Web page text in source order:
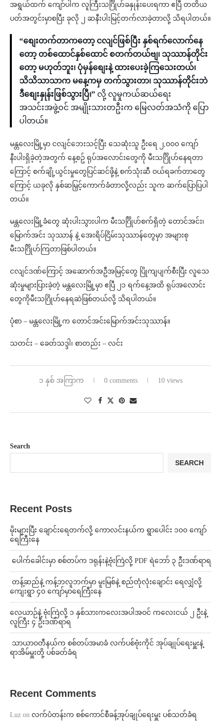
အရွယ်ထက် ကျော်ပါက လူကြီးသင်္ဂြိုဟ်ခနှုန်းပေးရကာ ဧပြီ တတိယ
ပတ်အတွင်းမှာစပြီး ခုလို ၂ ဆနီးပါးမြင့်တက်လာခဲ့တာလို့ သိရပါတယ်။
“စျေးတက်တာကတော့ ငလျင်ဖြစ်ပြီး နှစ်ရက်လောက်နေ
တော့ တစ်ထောင်နှစ်ထောင် စတက်တယ်ဗျ၊ သုဿာန်တိုင်း
တော့ မဟုတ်ဘူး၊ ပုံမှန်စျေးနဲ့ ထားပေးခဲ့ကြသေးတယ်၊
သိသိသာသာက မနေ့ကမှ တက်သွားတာ၊ သုဿာန်တိုင်းဘဲ
ဒီစျေးနှုန်းဖြစ်သွားပြီ၊” လို့ လူမှုကယ်ဆယ်ရေး
အသင်းအဖွဲ့ဝင် အမျိုးသားတဦးက မြေလတ်အသံကို ပြော
ပါတယ်။
မန္တလေးမြို့မှာ ငလျင်ဘေးသင့်ပြီး သေဆုံးသူ ဦးရေ ၂,၀၀၀ ကျော်
နီးပါးရှိခဲ့တဲ့အတွက် နေ့စဥ် ရုပ်အလောင်းတွေကို မီးသင်္ဂြိုဟ်နေရတာ
ကြောင့် စက်ချို့ယွင်းမှုတွေပြင်ဆင်ဖို့နဲ့ စက်သုံးဆီ ဝယ်ရခက်တာတွေ
ကြောင့် ယခုလို နှစ်ဆမြှင့်ကောက်ခံတာလို့လည်း သူက ဆက်ပြောပြပါ
တယ်။
မန္တလေးမြို့ခံတွေ ဆုံးပါးသွားပါက မီးသင်္ဂြိုဟ်စက်ရှိတဲ့ တောင်အင်း၊
မြောက်အင်း သုဿာန် နဲ့ အေးရိပ်ငြိမ်းသုဿာန်တွေမှာ အများစု
မီးသင်္ဂြိုဟ်ကြတာဖြစ်ပါတယ်။
ငလျင်ဒဏ်ကြောင့် အဆောက်အဦအမြင့်တွေ ပြိုကျပျက်စီးပြီး လူသေ
ဆုံးမှုများပြားခဲ့တဲ့ မန္တလေးမြို့မှာ ဧပြီ ၂၁ ရက်နေ့အထိ ရုပ်အလောင်း
တွေကိုမီးသဂြိုဟ်နေရဆဲဖြစ်တယ်လို့ သိရပါတယ်။
ပုံစာ – မန္တလေးမြို့က တောင်အင်းမြောက်အင်းသုဿာန်။
သတင်း – ခေတ်သဒ္ဒါ၊ စာတည်း – လင်း
၁ နှစ် အကြာက 0 comments 10 views
Search
SEARCH
Recent Posts
⁨မိုးများပြီး ချောင်းရေတက်လို့ ကောလင်းနယ်က ရွာပေါင်း ၁၀၀ ကျော်
ရေကြီးနေ
⁩ ⁨ပေါက်ခေါင်းမှာ စစ်တပ်က ဒရုန်းနဲ့ဗုံးကြဲလို့ PDF ရဲဘော် ၃ ဦးဒဏ်ရာရ
⁩ ⁨တန့်ဆည်နဲ့ ကန့်ဘလူဘက်မှာ မူးမြစ်နဲ့ စည်တုံလုံးချောင်း ရေလျှံလို့
ကျေးရွာ ၄၀ ကျော်မှာရေကြီးနေ
⁨လေယာဉ်နဲ့ ဗုံးကြဲလို့ ၁ နှစ်သားကလေးအပါအဝင် ကလေးငယ် ၂ ဦးနဲ့
လူကြီး ၄ ဦးဒဏ်ရာရ
⁩ ⁨သာယာဝတီနယ်က စစ်တပ်အမာခံ လက်ပစ်ဗုံးကိုင် အုပ်ချုပ်ရေးမှူးနဲ့
ရာအိမ်မှူးတို့ ပစ်ခတ်ခံရ
Recent Comments
Luz on လက်ပံတန်းက စစ်ကောင်စီခန့်အုပ်ချုပ်ရေးမှူး ပစ်သတ်ခံရ